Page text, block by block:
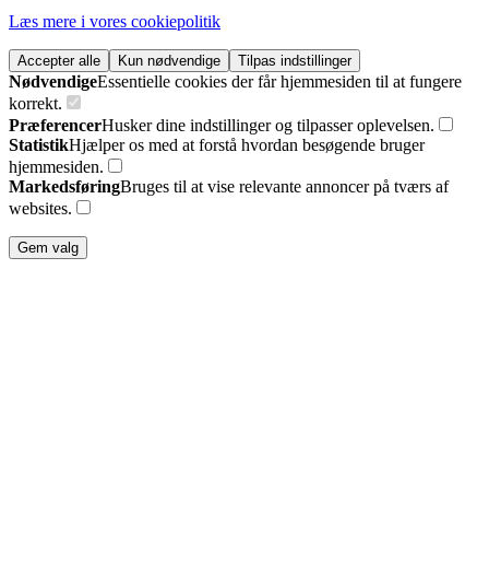
Læs mere i vores cookiepolitik
Accepter alle Kun nødvendige Tilpas indstillinger
NødvendigeEssentielle cookies der får hjemmesiden til at fungere
korrekt.
PræferencerHusker dine indstillinger og tilpasser oplevelsen.
StatistikHjælper os med at forstå hvordan besøgende bruger
hjemmesiden.
MarkedsføringBruges til at vise relevante annoncer på tværs af
websites.
Gem valg